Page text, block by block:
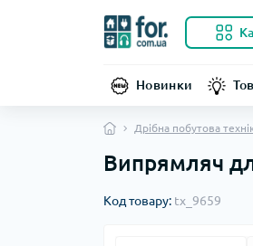
Новинки
Дрібна побутова
Випрямляч
Код товару: tx_9659